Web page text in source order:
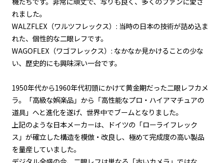
れました。
WALZFLEX（ワルツフレックス）: 当時の日本の技術が詰め込ま
れた、個性的な二眼レフです。
WAGOFLEX（ワゴフレックス）: なかなか見かけることの少な
い、歴史的にも興味深い一台です。
1950年代から1960年代初頭にかけて黄金期だった二眼レフカメ
ラ。「高級な娯楽品」から「高性能なプロ・ハイアマチュアの
道具」へと進化を遂げ、世界中でブームとなりました。
上記のような日本メーカーは、ドイツの「ローライフレック
ス」が確立した構造を模倣・改良し、極めて完成度の高い製品
を量産していました。